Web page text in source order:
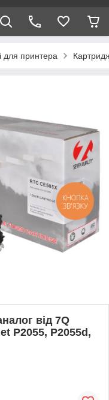
для принтера
від 7Q
P2055, P2055d,
КНОПКА
ЗВ'ЯЗКУ